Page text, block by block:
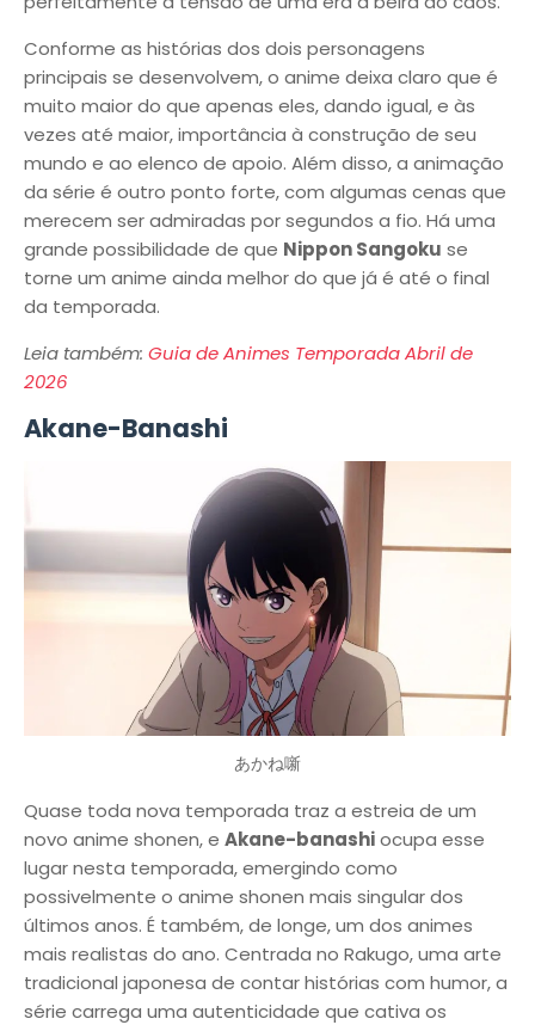
Conforme as histórias dos dois personagens
principais se desenvolvem, o anime deixa claro que é
muito maior do que apenas eles, dando igual, e às
vezes até maior, importância à construção de seu
mundo e ao elenco de apoio. Além disso, a animação
da série é outro ponto forte, com algumas cenas que
merecem ser admiradas por segundos a fio. Há uma
grande possibilidade de que Nippon Sangoku se
torne um anime ainda melhor do que já é até o final
da temporada.
Leia também: Guia de Animes Temporada Abril de
2026
Akane-Banashi
あかね噺
Quase toda nova temporada traz a estreia de um
novo anime shonen, e Akane-banashiocupa esse
lugar nesta temporada, emergindo como
possivelmente o anime shonen mais singular dos
últimos anos. É também, de longe, um dos animes
mais realistas do ano. Centrada no Rakugo, uma arte
tradicional japonesa de contar histórias com humor, a
série carrega uma autenticidade que cativa os